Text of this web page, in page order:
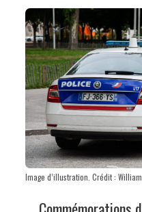
Image d’illustration. Crédit :